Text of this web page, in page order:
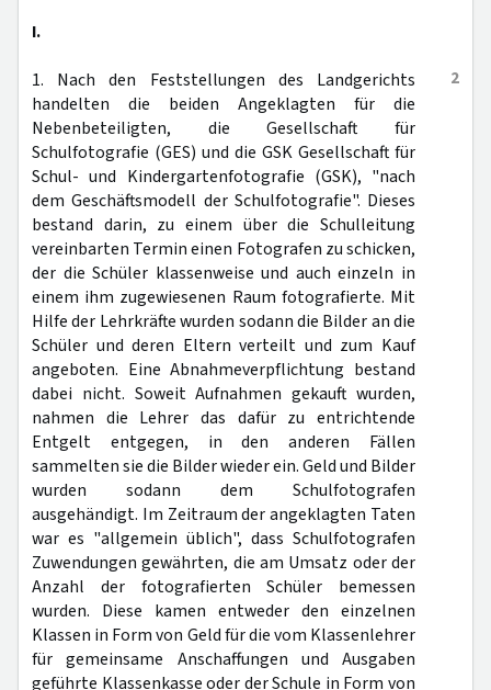
I.
2
1. Nach den Feststellungen des Landgerichts
handelten die beiden Angeklagten für die
Nebenbeteiligten, die Gesellschaft für
Schulfotografie (GES) und die GSK Gesellschaft für
Schul- und Kindergartenfotografie (GSK), "nach
dem Geschäftsmodell der Schulfotografie". Dieses
bestand darin, zu einem über die Schulleitung
vereinbarten Termin einen Fotografen zu schicken,
der die Schüler klassenweise und auch einzeln in
einem ihm zugewiesenen Raum fotografierte. Mit
Hilfe der Lehrkräfte wurden sodann die Bilder an die
Schüler und deren Eltern verteilt und zum Kauf
angeboten. Eine Abnahmeverpflichtung bestand
dabei nicht. Soweit Aufnahmen gekauft wurden,
nahmen die Lehrer das dafür zu entrichtende
Entgelt entgegen, in den anderen Fällen
sammelten sie die Bilder wieder ein. Geld und Bilder
wurden sodann dem Schulfotografen
ausgehändigt. Im Zeitraum der angeklagten Taten
war es "allgemein üblich", dass Schulfotografen
Zuwendungen gewährten, die am Umsatz oder der
Anzahl der fotografierten Schüler bemessen
wurden. Diese kamen entweder den einzelnen
Klassen in Form von Geld für die vom Klassenlehrer
für gemeinsame Anschaffungen und Ausgaben
geführte Klassenkasse oder der Schule in Form von